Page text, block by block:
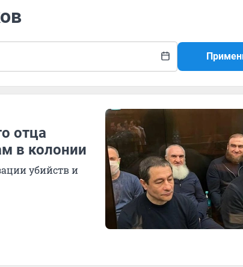
отца
в колонии
убийств и